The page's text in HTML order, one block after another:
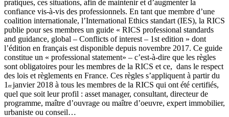
pratiques, ces situations, afin de maintenir et d’augmenter la
confiance vis-à-vis des professionnels. En tant que membre d’une
coalition internationale, l’International Ethics standart (IES), la RICS
publie pour ses membres un guide « RICS professional standards
and guidance, global – Conflicts of interest – 1st edition » dont
l’édition en français est disponible depuis novembre 2017. Ce guide
constitue un « professional statement» – c’est-à-dire que les règles
sont obligatoires pour les membres de la RICS et ce, dans le respect
des lois et règlements en France. Ces règles s’appliquent à partirdu
1 er janvier 2018 à tous les membres de la RICS qui ont été certifiés,
quel que soit leur profil : asset manager, consultant, directeur de
programme, maître d’ouvrage ou maître d’oeuvre, expert immobilier,
urbaniste ou conseil…